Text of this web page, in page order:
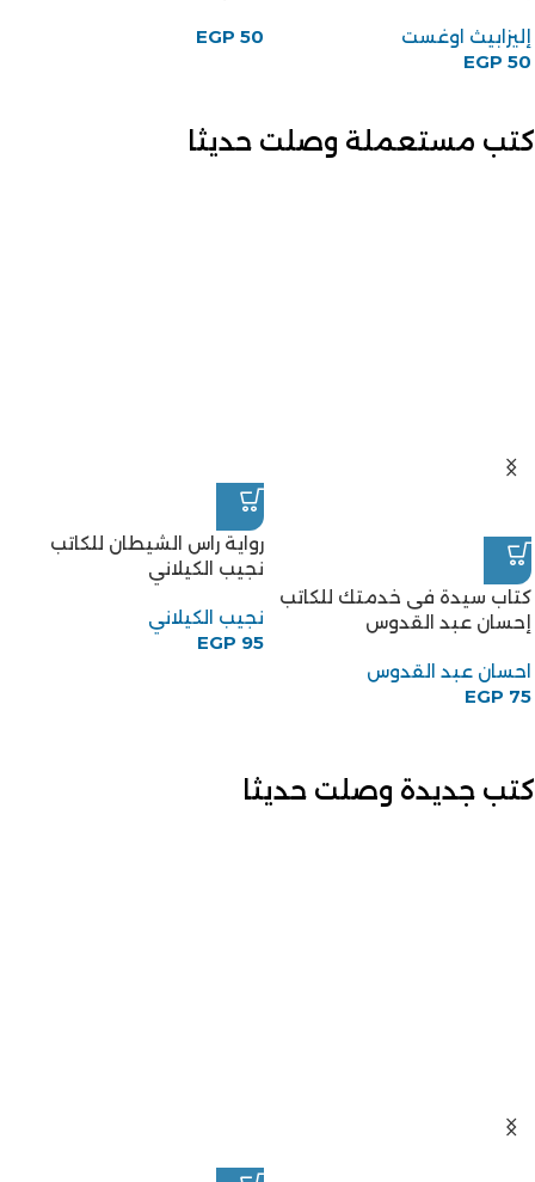
إليزابيث اوغست
EGP 50
EGP 50
كتب مستعملة وصلت حديثا
كتاب سيدة فى خدمتك للكاتب
إحسان عبد القدوس
احسان عبد القدوس
EGP 75
رواية راس الشيطان للكاتب
نجيب الكيلاني
نجيب الكيلاني
EGP 95
كتب جديدة وصلت حديثا